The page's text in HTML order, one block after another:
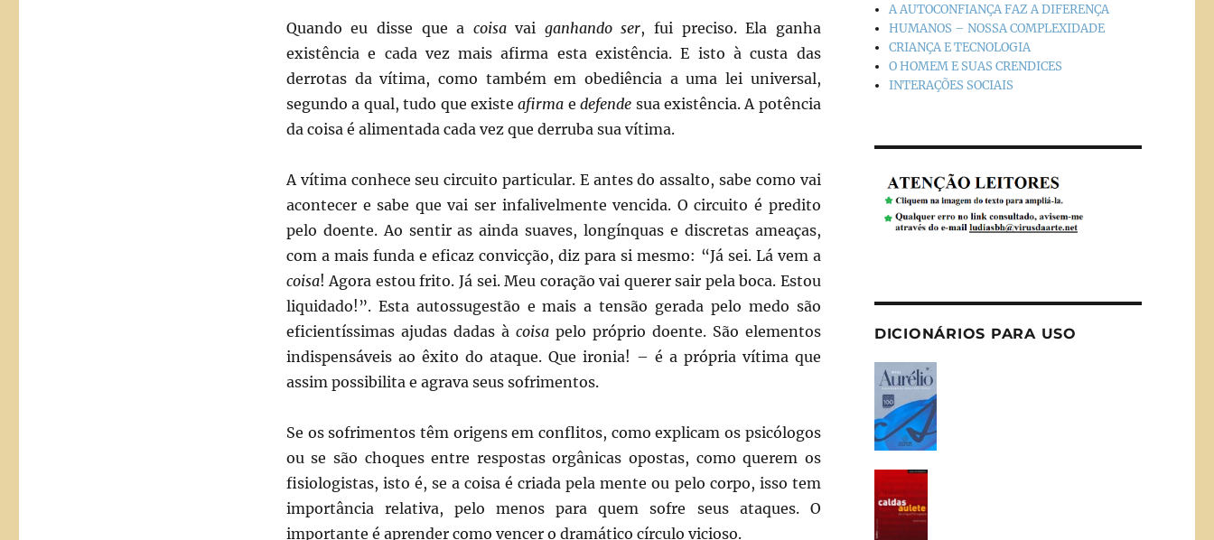
Quando eu disse que a coisavai ganhando ser, fui preciso. Ela ganha
existência e cada vez mais afirma esta existência. E isto à custa das
derrotas da vítima, como também em obediência a uma lei universal,
segundo a qual, tudo que existeafirma edefende sua existência. A potência
da coisa é alimentada cada vez que derruba sua vítima.
A vítima conhece seu circuito particular. E antes do assalto, sabe como vai
acontecer e sabe que vai ser infalivelmente vencida. O circuito é predito
pelo doente. Ao sentir as ainda suaves, longínquas e discretas ameaças,
com a mais funda e eficaz convicção, diz para si mesmo: “Já sei. Lá vem a
coisa! Agora estou frito. Já sei. Meu coração vai querer sair pela boca. Estou
liquidado!”. Esta autossugestão e mais a tensão gerada pelo medo são
eficientíssimas ajudas dadas à coisapelo próprio doente. São elementos
indispensáveis ao êxito do ataque. Que ironia! – é a própria vítima que
assim possibilita e agrava seus sofrimentos.
Se os sofrimentos têm origens em conflitos, como explicam os psicólogos
ou se são choques entre respostas orgânicas opostas, como querem os
fisiologistas, isto é, se a coisa é criada pela mente ou pelo corpo, isso tem
importância relativa, pelo menos para quem sofre seus ataques. O
importante é aprender como vencer o dramático círculo vicioso.
A AUTOCONFIANÇA FAZ A DIFERENÇA
HUMANOS – NOSSA COMPLEXIDADE
CRIANÇA E TECNOLOGIA
O HOMEM E SUAS CRENDICES
INTERAÇÕES SOCIAIS
DICIONÁRIOS PARA USO